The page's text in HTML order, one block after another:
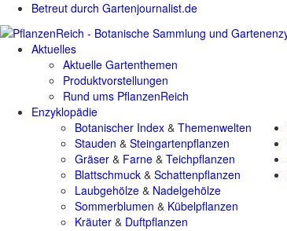
Betreut durch Gartenjournalist.de
Aktuelles
Aktuelle Gartenthemen
Produktvorstellungen
Rund ums PflanzenReich
Enzyklopädie
Botanischer Index & Themenwelten
Stauden & Steingartenpflanzen
Gräser & Farne & Teichpflanzen
Blattschmuck & Schattenpflanzen
Laubgehölze & Nadelgehölze
Sommerblumen & Kübelpflanzen
Kräuter & Duftpflanzen